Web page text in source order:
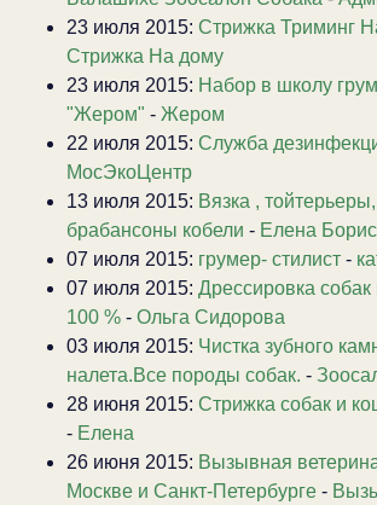
23 июля 2015: Стрижка Триминг
Стрижка На дому
23 июля 2015: Набор в школу
"Жером" - Жером
22 июля 2015: Служба
МосЭкоЦентр
13 июля 2015: Вязка ,
брабансоны кобели - Елена
07 июля 2015: грумер- стилист -
07 июля 2015: Дрессировка
100 % - Ольга Сидорова
03 июля 2015: Чистка зубного
налета.Все породы собак. -
28 июня 2015: Стрижка собак и
- Елена
26 июня 2015: Вызывная
Москве и Санкт-Петербурге -